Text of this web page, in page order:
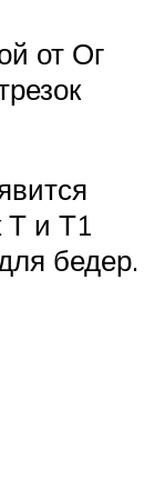
от Ог
Т и Т1
бедер.